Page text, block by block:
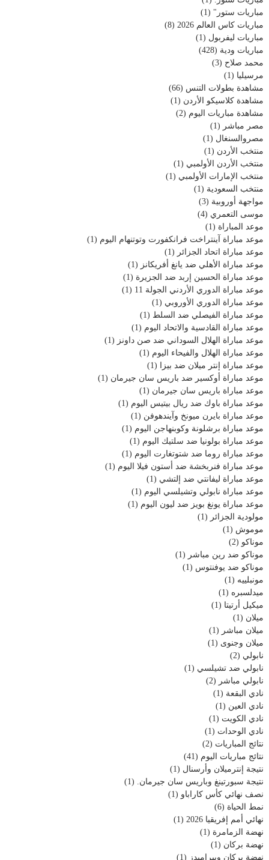
مباريات ستور" (1)
مباريات كاس العالم 2026
(8)
مباريات ليفربول (1)
مباريات ودية (428)
محمد صلاح (3)
مرسيليا (1)
مشاهدة بطولات التنس (66)
مشاهدة كلاسيكو الأردن (1)
مشاهدة مباريات اليوم (2)
مصر مباشر (1)
مصروالسنغال (1)
منتخب الأردن (1)
منتخب الأردن الأولمبي (1)
منتخب الإمارات الأولمبي (1)
منتخب السعودية (1)
مواجهة أوروبية (3)
موسى التعمري (4)
موعد المباراة (1)
موعد مباراة آينتراخت فرانكفورت وتوتنهام اليوم (1)
موعد مباراة اتحاد الجزائر (1)
موعد مباراة الأهلي ضد يانغ أفريكانز (1)
موعد مباراة الحسين إربد ضد الجزيرة (1)
موعد مباراة الدوري الأردني الجولة 11
(1)
موعد مباراة الدوري الأوروبي (1)
موعد مباراة الفيصلي ضد السلط (1)
موعد مباراة القادسية والاتحاد اليوم (1)
موعد مباراة الهلال السوداني ضد صن داونز (1)
موعد مباراة الهلال والفيحاء اليوم (1)
موعد مباراة إنتر ميلان ضد بيزا (1)
موعد مباراة أوكسير ضد باريس سان جيرمان (1)
موعد مباراة باريس سان جيرمان (1)
موعد مباراة باوك ضد ريال بيتيس اليوم (1)
موعد مباراة بايرن ميونخ وآيندهوفن (1)
موعد مباراة برشلونة وكوبنهاجن اليوم (1)
موعد مباراة بولونيا ضد سلتيك اليوم (1)
موعد مباراة روما ضد شتوتغارت اليوم (1)
موعد مباراة فنربخشة ضد أستون فيلا اليوم (1)
موعد مباراة ليفانتي ضد إلتشي (1)
موعد مباراة نابولي وتشيلسي اليوم (1)
موعد مباراة يونغ بويز ضد ليون اليوم (1)
مولودية الجزائر (1)
موموش (1)
موناكو (2)
موناكو ضد رين مباشر (1)
موناكو ضد يوفنتوس (1)
مونبلييه (1)
ميدلسبره (1)
ميكيل أرتيتا (1)
ميلان (1)
ميلان مباشر (1)
ميلان وجنوى (1)
نابولي (2)
نابولي ضد تشيلسي (1)
نابولي مباشر (2)
نادي البقعة (1)
نادي العين (1)
نادي الكويت (1)
نادي الوحدات (1)
نتائج المباريات (2)
نتائج مباريات اليوم (41)
نتيجة إنترميلان وأرسنال (1)
نتيجة سبورتينغ وباريس سان جيرمان. (1)
نصف نهائي كأس كاراباو (1)
نمط الحياة (6)
نهائي أمم إفريقيا 2026
(1)
نهضة الزمامرة (1)
نهضة بركان (1)
نهضة بركان وبيراميدز (1)